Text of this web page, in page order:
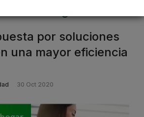
por soluciones
una mayor eficiencia
30 Oct 2020